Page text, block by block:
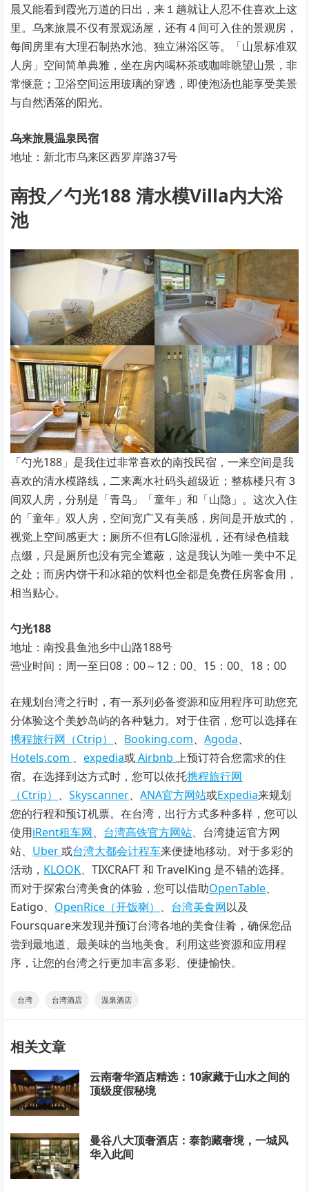
晨又能看到霞光万道的日出，来１趟就让人忍不住喜欢上这
里。乌来旅晨不仅有景观汤屋，还有４间可入住的景观房，
每间房里有大理石制热水池、独立淋浴区等。「山景标准双
人房」空间简单典雅，坐在房内喝杯茶或咖啡眺望山景，非
常惬意；卫浴空间运用玻璃的穿透，即使泡汤也能享受美景
与自然洒落的阳光。
乌来旅晨温泉民宿
地址：新北市乌来区西罗岸路37号
南投／勺光188 清水模Villa内大浴
池
「勺光188」是我住过非常喜欢的南投民宿，一来空间是我
喜欢的清水模路线，二来离水社码头超级近；整栋楼只有３
间双人房，分别是「青鸟」「童年」和「山隐」。这次入住
的「童年」双人房，空间宽广又有美感，房间是开放式的，
视觉上空间感更大；厕所不但有LG除湿机，还有绿色植栽
点缀，只是厕所也没有完全遮蔽，这是我认为唯一美中不足
之处；而房内饼干和冰箱的饮料也全都是免费任房客食用，
相当贴心。
勺光188
地址：南投县鱼池乡中山路188号
营业时间：周一至日08：00～12：00、15：00、18：00
在规划台湾之行时，有一系列必备资源和应用程序可助您充
分体验这个美妙岛屿的各种魅力。对于住宿，您可以选择在
携程旅行网（Ctrip） 、 Booking.com、Agoda、
Hotels.com 、expedia或Airbnb上预订符合您需求的住
宿。在选择到达方式时，您可以依托携程旅行网
（Ctrip） 、Skyscanner、ANA官方网站或Expedia来规划
您的行程和预订机票。在台湾，出行方式多种多样，您可以
使用iRent租车网、 台湾高铁官方网站、台湾捷运官方网
站、 Uber或台湾大都会计程车来便捷地移动。对于多彩的
活动， KLOOK、TIXCRAFT 和 TravelKing 是不错的选择。
而对于探索台湾美食的体验，您可以借助OpenTable、
Eatigo、 OpenRice（开饭喇） 、 台湾美食网以及
Foursquare来发现并预订台湾各地的美食佳肴，确保您品
尝到最地道、最美味的当地美食。利用这些资源和应用程
序，让您的台湾之行更加丰富多彩、便捷愉快。
台湾 台湾酒店 温泉酒店
相关文章
云南奢华酒店精选：10家藏于山水之间的
顶级度假秘境
曼谷八大顶奢酒店：泰韵藏奢境，一城风
华入此间